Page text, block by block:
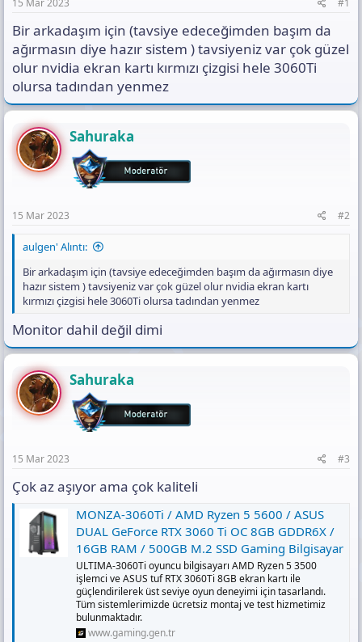
s
ı
ı
o
l
a
Bir arkadaşım için (tavsiye edeceğimden başım da
ağırmasın diye hazır sistem ) tavsiyeniz var çok güzel
olur nvidia ekran kartı kırmızı çizgisi hele 3060Ti
olursa tadından yenmez
Sahuraka
15 Mar 2023 #2
aulgen' Alıntı:
Bir arkadaşım için (tavsiye edeceğimden başım da ağırmasın diye
hazır sistem ) tavsiyeniz var çok güzel olur nvidia ekran kartı
kırmızı çizgisi hele 3060Ti olursa tadından yenmez
Monitor dahil değil dimi
Sahuraka
15 Mar 2023 #3
Çok az aşıyor ama çok kaliteli
MONZA-3060Ti / AMD Ryzen 5 5600 / ASUS
DUAL GeForce RTX 3060 Ti OC 8GB GDDR6X /
16GB RAM / 500GB M.2 SSD Gaming Bilgisayar
ULTIMA-3060Ti oyuncu bilgisayarı AMD Ryzen 5 3500
işlemci ve ASUS tuf RTX 3060Ti 8GB ekran kartı ile
güçlendirilerek üst seviye oyun deneyimi için tasarlandı.
Tüm sistemlerimizde ücretsiz montaj ve test hizmetimiz
bulunmaktadır.
www.gaming.gen.tr